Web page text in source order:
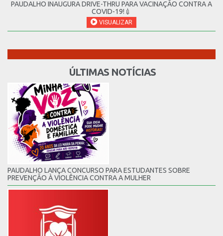
PAUDALHO INAUGURA DRIVE-THRU PARA VACINAÇÃO CONTRA A
COVID-19!💉
VISUALIZAR
ÚLTIMAS NOTÍCIAS
PAUDALHO LANÇA CONCURSO PARA ESTUDANTES SOBRE
PREVENÇÃO À VIOLÊNCIA CONTRA A MULHER